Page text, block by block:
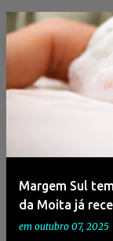
Margem Sul
da Moita já
em outubro 07, 2025